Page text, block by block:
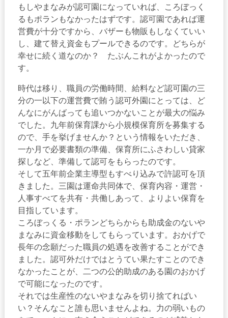
もしやまなみが認可園になっていれば、ころぼっく
るもポランもなかったはずです。認可園であれば運
営費が十分ですから、バザーも物販もしなくていい
し、建て替え資金もプールできるのです。どちらが
幸せに続く道なのか？ たぶんこれがよかったので
す。
時代は移り、職員の労働時間、給料など認可園の三
分の一以下の運営費で賄う認可外園にとっては、ど
んなにがんばっても追いつかないことが最大の悩み
でした。九年前保育課から小規模保育所を募集する
ので、手を挙げませんか？という情報をいただき、
一か月で必要書類の準備、保育所にふさわしい貸家
探しなど、準備して認可をもらったのです。
そして五年前企業主導型もすべり込みで許認可を頂
きました。三園は運命共同体で、保育内容・運営・
人事すべてを共有・共働しあって、よりよい保育を
目指しています。
ころぼっくる・ポランどちらからも助成金のないや
まなみに資金移動をしてもらっています。おかげで
長年の念願だった職員の処遇を改善することができ
ました。認可外だけではとうてい果たすことのでき
なかったことが、二つの公的助成のある園のおかげ
で可能になったのです。
それでは生産性のないやまなみを切り捨てればい
い？そんなこと誰も思いませんよね。力の弱いもの